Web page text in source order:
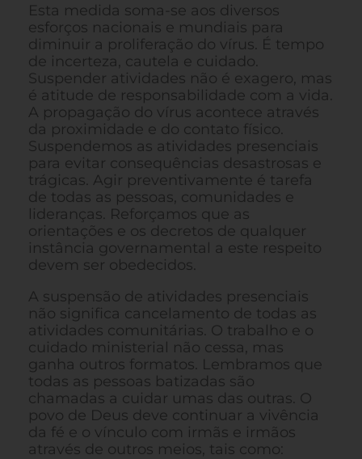
Esta medida soma-se aos diversos
esforços nacionais e mundiais para
diminuir a proliferação do vírus. É tempo
de incerteza, cautela e cuidado.
Suspender atividades não é exagero, mas
é atitude de responsabilidade com a vida.
A propagação do vírus acontece através
da proximidade e do contato físico.
Suspendemos as atividades presenciais
para evitar consequências desastrosas e
trágicas. Agir preventivamente é tarefa
de todas as pessoas, comunidades e
lideranças. Reforçamos que as
orientações e os decretos de qualquer
instância governamental a este respeito
devem ser obedecidos.
A suspensão de atividades presenciais
não significa cancelamento de todas as
atividades comunitárias. O trabalho e o
cuidado ministerial não cessa, mas
ganha outros formatos. Lembramos que
todas as pessoas batizadas são
chamadas a cuidar umas das outras. O
povo de Deus deve continuar a vivência
da fé e o vínculo com irmãs e irmãos
através de outros meios, tais como: